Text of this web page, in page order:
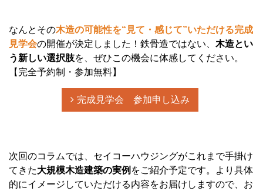
なんとその木造の可能性を“見て・感じて”いただける完成
見学会の開催が決定しました！ 鉄骨造ではない、 木造とい
う新しい選択肢を、ぜひこの機会に体感してください。
【完全予約制・参加無料】
完成見学会 参加申し込み
次回のコラムでは、セイコーハウジングがこれまで手掛け
てきた大規模木造建築の実例 をご紹介予定です。より具体
的にイメージしていただける内容をお届けしますので、お